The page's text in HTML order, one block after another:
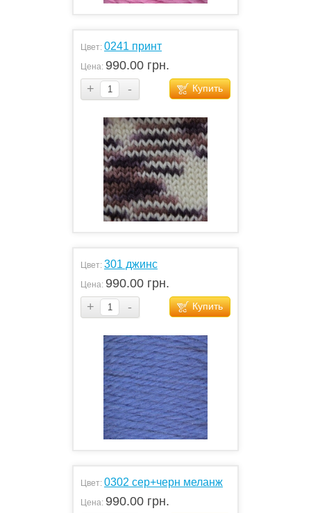
Цвет: 0241 принт
Цена: 990.00 грн.
+
- Купить
Цвет: 301 джинс
Цена: 990.00 грн.
+
- Купить
Цвет: 0302 сер+черн меланж
Цена: 990.00 грн.